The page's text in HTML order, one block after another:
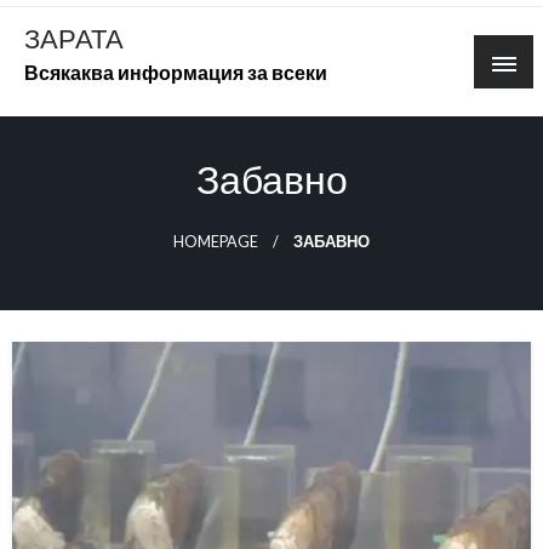
Skip
content
ЗАРАТА
Всякаква информация за всеки
Забавно
HOMEPAGE ЗАБАВНО